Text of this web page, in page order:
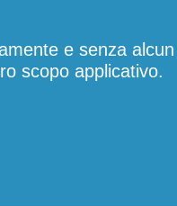
e senza
scopo applicativo.